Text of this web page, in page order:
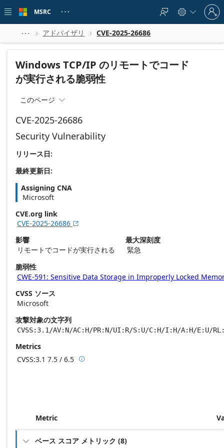
 main
MSRC    
Sign
in
to
account
  アドバイザリ  CVE-2025-26686
Windows TCP/IP のリモートでコード
が実行される脆弱性
このページ 
CVE-2025-26686
Security Vulnerability
リリース日:
最終更新日:
Assigning CNA
Microsoft
CVE.org link
CVE-2025-26686 
影響
リモートでコードが実行される
最大深刻度
緊急
脆弱性
CWE-591: Sensitive Data Storage in Improperly Locked
CVSS ソース
Microsoft
攻撃対象の文字列
CVSS:3.1/AV:N/AC:H/PR:N/UI:R/S:U/C:H/I:H/A:H/E:U/
Metrics
CVSS:3.1 7.5 / 6.5 Base score metrics: 7.5 / Temporal score
Metric
 ベース スコア メトリック (8)